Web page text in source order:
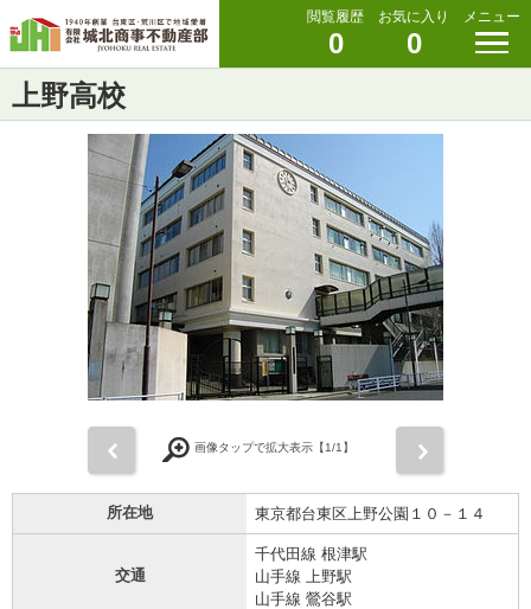
閲覧履歴
0
お気に入り
0
メニュー
上野高校
画像タップで拡大表示【1/1】
所在地 東京都台東区上野公園１０－１４
交通
千代田線 根津駅
山手線 上野駅
山手線 鶯谷駅